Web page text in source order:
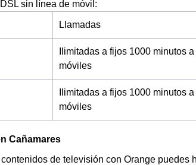
sin línea de móvil:
Llamadas
Ilimitadas a fijos 1000 minutos a
móviles
Ilimitadas a fijos 1000 minutos a
móviles
Cañamares
de televisión con Orange puedes